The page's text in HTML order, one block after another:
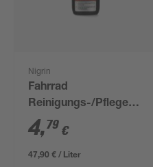
Nigrin
Fahrrad
Reinigungs-/Pflegeöl
'Bike-Care' 100 ml
4,79 €
47,90 € / Liter